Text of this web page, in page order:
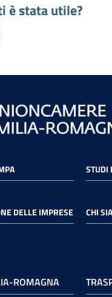
è stata utile?
STUDI
DELLE IMPRESE CHI
ROMAGNA